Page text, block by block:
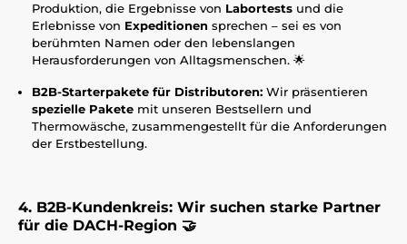
Produktion, die Ergebnisse von Labortests und die
Erlebnisse von Expeditionen sprechen – sei es von
berühmten Namen oder den lebenslangen
Herausforderungen von Alltagsmenschen. 🌟
B2B-Starterpakete für Distributoren: Wir präsentieren
spezielle Pakete mit unseren Bestsellern und
Thermowäsche, zusammengestellt für die Anforderungen
der Erstbestellung.
4. B2B-Kundenkreis: Wir suchen starke Partner
für die DACH-Region 🤝